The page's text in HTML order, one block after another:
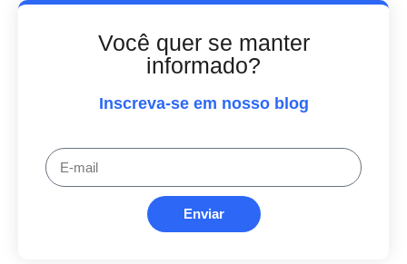
Você quer se manter
informado?
Inscreva-se em nosso blog
Enviar